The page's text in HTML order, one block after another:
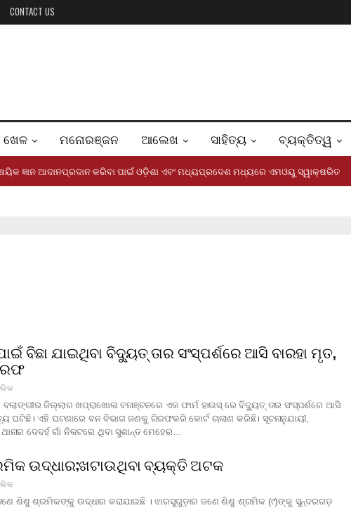
CONTACT US
ଖେଳ ମନୋରଞ୍ଜନ ଆଲେଖ ସାହିତ୍ୟ ବ୍ୟକ୍ତିତ୍ୱ
ଜ୍ଞାନ ଆଦାନପ୍ରଦାନ କରିବା ପାଇଁ ଓଡ଼ିଶା ଏବଂ ମଧ୍ୟପ୍ରଦେଶ ମଧ୍ୟରେ ଏମଓୟୁ ସ୍ୱାକ୍ଷରିତ
ବିଛା ଯାଇଥିବା ବିଦ୍ୟୁତ୍‌ ତାର ସଂସ୍ପର୍ଶରେ ଆସି ବାରହା ମୃତ,
ଜିଲ୍ଲାର ଖପ୍ରାଖୋଲ ବନାଞ୍ଚଳରେ ଏକ ଫାର୍ମ ହାଉସ୍ ରେ ବିଦ୍ୟୁତ୍ ତାର ସଂସ୍ପର୍ଶରେ ଆସି
ଘଟିଛି। ଏହି ଘଟଣାରେ ବନ ବିଭାଗ ଜଣକୁ ଗିରଫକରି କୋର୍ଟ ଚାଲାଣ କରିଛି। ସୂଚନାନୁଯାୟୀ,
ଦେଦର୍ହ ଗାଁ ନିକଟରେ ଥିବା ସୁଶାନ୍ତ ମେହେର…
ଉଦ୍ଧାର;ଖଟାଉଥିବା ବ୍ୟକ୍ତି ଅଟକ
ଶିଶୁ ଶ୍ରମିକଙ୍କୁ ଉଦ୍ଧାର କରାଯାଇଛି । ଝାରସୁଗୁଡ଼ାର ଜଣେ ଶିଶୁ ଶ୍ରମିକ (୯)ଙ୍କୁ ସୁନ୍ଦରଗଡ଼